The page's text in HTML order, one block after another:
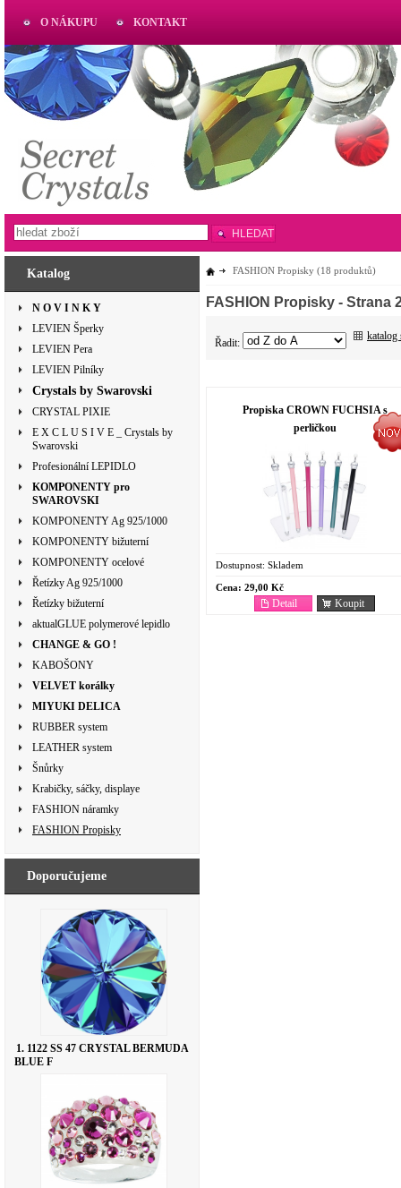
Katalog
N O V I N K Y
LEVIEN Šperky
LEVIEN Pera
LEVIEN Pilníky
Crystals by Swarovski
CRYSTAL PIXIE
E X C L U S I V E _ Crystals by
Swarovski
Profesionální LEPIDLO
KOMPONENTY pro
SWAROVSKI
KOMPONENTY Ag 925/1000
KOMPONENTY bižuterní
KOMPONENTY ocelové
Řetízky Ag 925/1000
Řetízky bižuterní
aktualGLUE polymerové lepidlo
CHANGE & GO !
KABOŠONY
VELVET korálky
MIYUKI DELICA
RUBBER system
LEATHER system
Šnůrky
Krabičky, sáčky, displaye
FASHION náramky
FASHION Propisky
Doporučujeme
1. 1122 SS 47 CRYSTAL BERMUDA
BLUE F
FASHION Propisky (18 produktů)
FASHION Propisky - Strana
Řadit:
katalog
Propiska CROWN FUCHSIA s
perličkou
Dostupnost: Skladem
Cena: 29,00 Kč
Koupit
Detail
O NÁKUPU KONTAKT
AKTUAL
www.aktual-koralky.cz
HLEDAT